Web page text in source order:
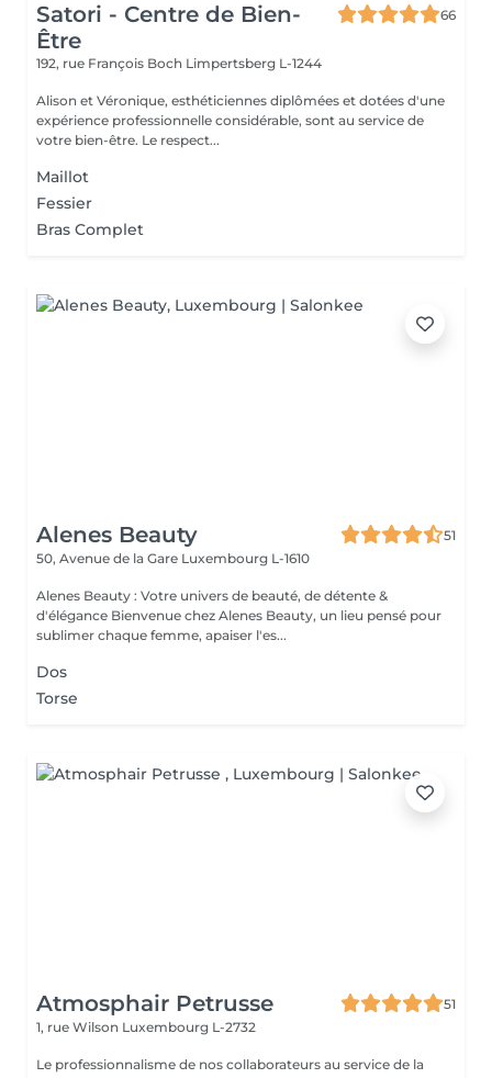
Satori - Centre de Bien-
Être
66
192, rue François Boch Limpertsberg L-1244
Alison et Véronique, esthéticiennes diplômées et dotées d'une
expérience professionnelle considérable, sont au service de
votre bien-être. Le respect...
Maillot
Fessier
Bras Complet
Alenes Beauty
51
50, Avenue de la Gare Luxembourg L-1610
Alenes Beauty : Votre univers de beauté, de détente &
d'élégance Bienvenue chez Alenes Beauty, un lieu pensé pour
sublimer chaque femme, apaiser l'es...
Dos
Torse
Atmosphair Petrusse
51
1, rue Wilson Luxembourg L-2732
Le professionnalisme de nos collaborateurs au service de la